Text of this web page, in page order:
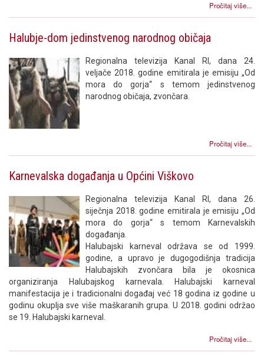
Pročitaj više...
Halubje-dom jedinstvenog narodnog običaja
Regionalna televizija Kanal RI, dana 24.
veljače 2018. godine emitirala je emisiju „Od
mora do gorja“ s temom jedinstvenog
narodnog običaja, zvončara.
Pročitaj više...
Karnevalska događanja u Općini Viškovo
Regionalna televizija Kanal RI, dana 26.
siječnja 2018. godine emitirala je emisiju „Od
mora do gorja“ s temom Karnevalskih
događanja.
Halubajski karneval održava se od 1999.
godine, a upravo je dugogodišnja tradicija
Halubajskih zvončara bila je okosnica
organiziranja Halubajskog karnevala. Halubajski karneval
manifestacija je i tradicionalni događaj već 18 godina iz godine u
godinu okuplja sve više maškaranih grupa. U 2018. godini održao
se 19. Halubajski karneval.
Pročitaj više...